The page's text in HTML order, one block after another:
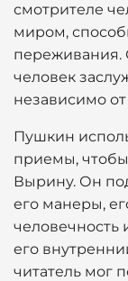
смотрителе
миром,
переживания.
человек
независимо от
Пушкин
приемы, чтобы
Вырину. Он
его манеры,
человечность
его
читатель мог